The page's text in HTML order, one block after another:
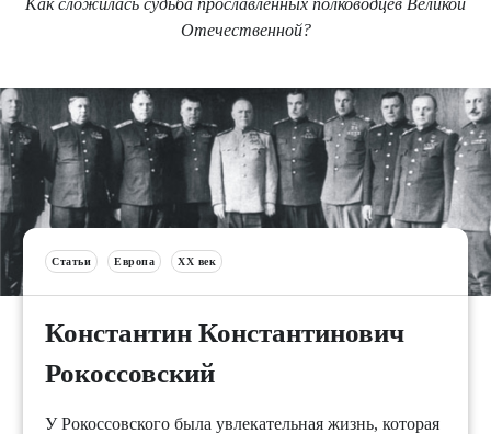
Отечественной?
Статьи Европа XX век
Константин Константинович
Рокоссовский
У Рокоссовского была увлекательная жизнь, которая